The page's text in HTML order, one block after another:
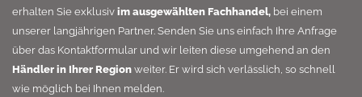
erhalten Sie exklusiv im ausgewählten Fachhandel, bei einem
unserer langjährigen Partner. Senden Sie uns einfach Ihre Anfrage
über das Kontaktformular und wir leiten diese umgehend an den
Händler in Ihrer Region weiter. Er wird sich verlässlich, so schnell
wie möglich bei Ihnen melden.